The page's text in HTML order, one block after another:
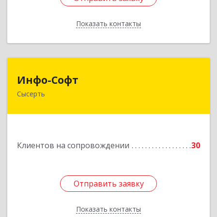
Показать контакты
Назад
Инфо-Софт
Сысерть
Клиентов на сопровождении 30
Отправить заявку
Показать контакты
624021, Свердловская обл, Сысерть г, Коммуны
Отправить заявку
Назад